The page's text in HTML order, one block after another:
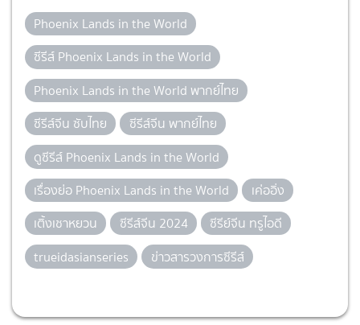
Phoenix Lands in the World
ซีรีส์ Phoenix Lands in the World
Phoenix Lands in the World พากย์ไทย
ซีรีส์จีน ซับไทย
ซีรีส์จีน พากย์ไทย
ดูซีรีส์ Phoenix Lands in the World
เรื่องย่อ Phoenix Lands in the World
เค่ออิ่ง
เติ้งเชาหยวน
ซีรีส์จีน 2024
ซีรีย์จีน ทรูไอดี
trueidasianseries
ข่าวสารวงการซีรีส์